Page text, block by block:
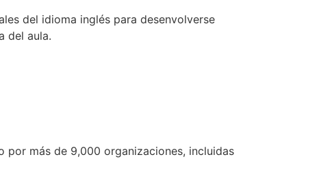
del idioma inglés para desenvolverse
del aula.
por más de 9,000 organizaciones, incluidas